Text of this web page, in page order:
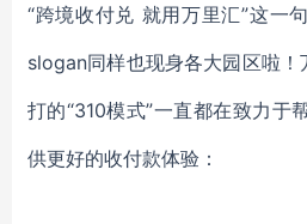
“跨境收付兑 就用万里汇”这一
slogan同样也现身各大园区啦
打的“310模式”一直都在致力于
供更好的收付款体验：